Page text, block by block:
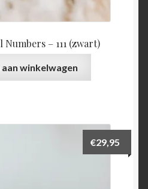
Numbers – 111 (zwart)
winkelwagen
€29,95